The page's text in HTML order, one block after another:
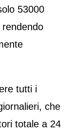
53000
tutti i
che
totale a 24